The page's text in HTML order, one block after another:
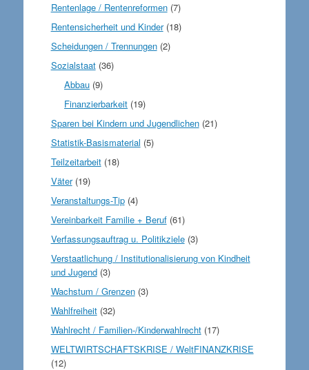
Rentenlage / Rentenreformen(7)
Rentensicherheit und Kinder(18)
Scheidungen / Trennungen(2)
Sozialstaat(36)
Abbau (9)
Finanzierbarkeit (19)
Sparen bei Kindern und Jugendlichen(21)
Statistik-Basismaterial (5)
Teilzeitarbeit(18)
Väter(19)
Veranstaltungs-Tip(4)
Vereinbarkeit Familie + Beruf(61)
Verfassungsauftrag u. Politikziele(3)
Verstaatlichung / Institutionalisierung von Kindheit
und Jugend(3)
Wachstum / Grenzen(3)
Wahlfreiheit(32)
Wahlrecht / Familien-/Kinderwahlrecht(17)
WELTWIRTSCHAFTSKRISE / WeltFINANZKRISE
(12)